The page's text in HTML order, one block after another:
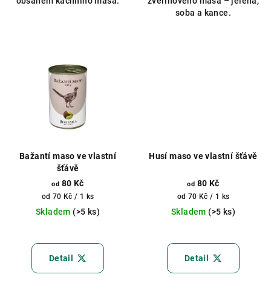
hvězdiček.
soba a kance.
Bažantí maso ve vlastní
šťávě
od 80 Kč
Měrná
cena:
od 70 Kč / 1 ks
Skladem (>5 ks)
Detail
Husí maso ve vlastní šťávě
od 80 Kč
Měrná
cena:
od 70 Kč / 1 ks
Skladem (>5 ks)
Detail